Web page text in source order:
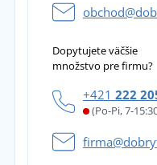
Dopytujete väčšie
množstvo pre firmu?
+421 222
(Po-Pi, 7-